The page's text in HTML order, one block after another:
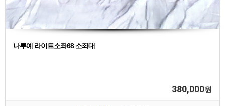
나루예 라이트소좌68 소좌대
380,000원